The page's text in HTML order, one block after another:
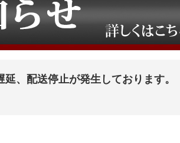
、配送停止が発生しております。